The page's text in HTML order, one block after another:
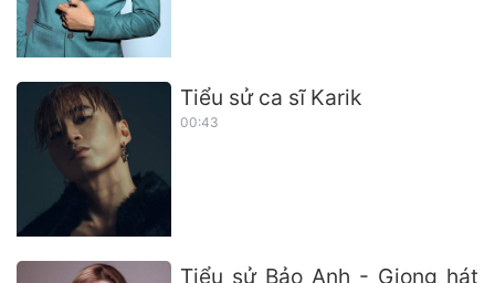
Tiểu sử ca sĩ Karik
00:43
Tiểu sử Bảo Anh - Giọng hát